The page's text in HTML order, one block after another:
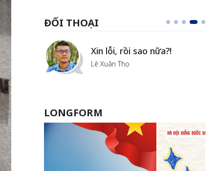
ĐỐI THOẠI
Xin lỗi, rồi sao nữa?!
Lê Xuân Thọ
LONGFORM